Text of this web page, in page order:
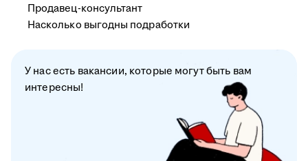
Продавец-консультант
Насколько выгодны подработки
У нас есть вакансии, которые могут быть вам
интересны!